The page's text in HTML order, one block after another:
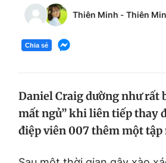
Thiên Minh - Thiên
Chia sẻ
Daniel Craig dường như rất
mất ngủ” khi liên tiếp thay
điệp viên 007 thêm một tập